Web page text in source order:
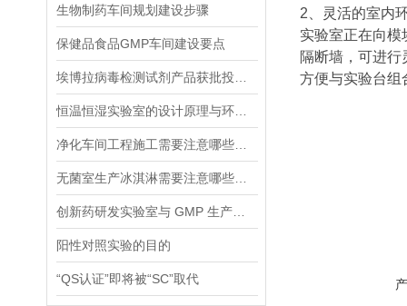
生物制药车间规划建设步骤
保健品食品GMP车间建设要点
阳性对照实验的目的
“QS认证”即将被“SC”取代
2、灵活的室内
实验室正在向
隔断墙，可进
方便与实验台组